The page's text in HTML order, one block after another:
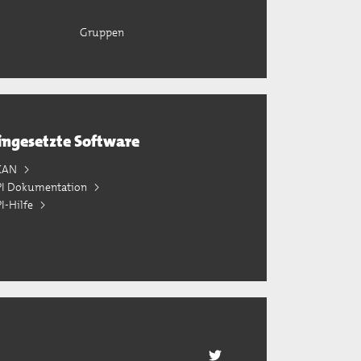
Gruppen
Software
Dokumentation
Hilfe